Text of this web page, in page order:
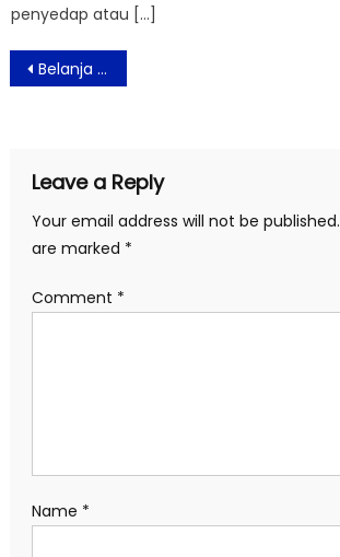
penyedap atau […]
Post
navigation
Belanja Nyaman Dan Mudah #BisaBersamaACE Dari Rumah
Leave a Reply
Your email address will not be published.
are marked *
Comment *
Name *